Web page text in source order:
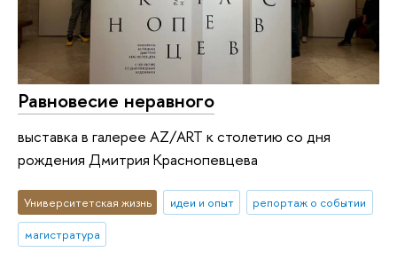
Равновесие неравного
выставка в галерее AZ/ART к столетию со дня
рождения Дмитрия Краснопевцева
Университетская жизнь идеи и опыт
репортаж о событии
магистратура